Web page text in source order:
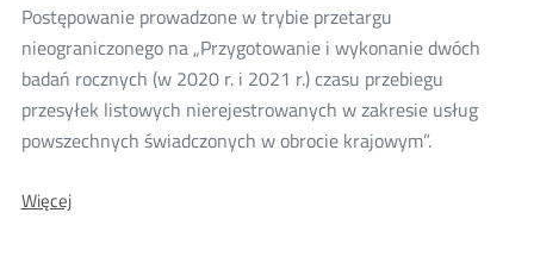
Postępowanie prowadzone w trybie przetargu
nieograniczonego na „Przygotowanie i wykonanie dwóch
badań rocznych (w 2020 r. i 2021 r.) czasu przebiegu
przesyłek listowych nierejestrowanych w zakresie usług
powszechnych świadczonych w obrocie krajowym”.
WięcejO: